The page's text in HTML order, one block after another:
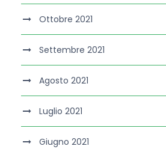
Ottobre 2021
Settembre 2021
Agosto 2021
Luglio 2021
Giugno 2021